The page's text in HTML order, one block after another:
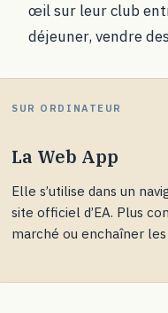
œil sur leur club
déjeuner, vendre
SUR ORDINATEUR
La Web App
Elle s’utilise dans un
site officiel d’EA. Plus
marché ou enchaîner